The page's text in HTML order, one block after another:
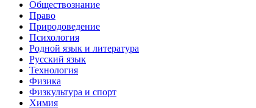
Обществознание
Право
Природоведение
Психология
Родной язык и литература
Русский язык
Технология
Физика
Физкультура и спорт
Химия